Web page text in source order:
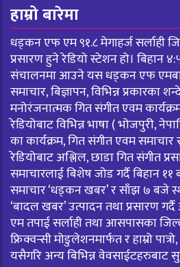
हाम्रो बारेमा
धड्कन एफ एम ९१.८ मेगाहर्ज सर्लाही
प्रसारण हुने रेडियो स्टेशन हो। बिहान
संचालनमा आउने यस धड्कन एफ
समाचार, बिज्ञापन, विभिन्न
मनोरंजनात्मक गित संगीत एवम
रेडियोबाट विभिन्न भाषा ( भोजपुरी,
का कार्यक्रम, गित संगीत एवम
रेडियोबाट अश्लिल, छाडा गित संगीत
समाचारलाई बिशेष जोड गर्दै बिहान
समाचार ‘धड्कन खबर’ र साँझ ७ बजे
‘बादल खबर’ उत्पादन तथा प्रसारण
एम तपाई सर्लाही तथा आसपासका
फ्रिक्वन्सी मोडुलेशनमार्फत र हाम्रो
यसैगरि अन्य बिभिन्न वेवसाईटहरुबाट